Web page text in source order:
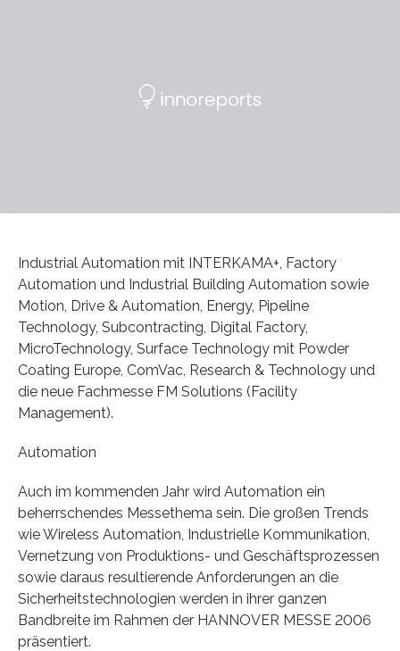
Industrial Automation mit INTERKAMA+, Factory
Automation und Industrial Building Automation sowie
Motion, Drive & Automation, Energy, Pipeline
Technology, Subcontracting, Digital Factory,
MicroTechnology, Surface Technology mit Powder
Coating Europe, ComVac, Research & Technology und
die neue Fachmesse FM Solutions (Facility
Management).
Automation
Auch im kommenden Jahr wird Automation ein
beherrschendes Messethema sein. Die großen Trends
wie Wireless Automation, Industrielle Kommunikation,
Vernetzung von Produktions- und Geschäftsprozessen
sowie daraus resultierende Anforderungen an die
Sicherheitstechnologien werden in ihrer ganzen
Bandbreite im Rahmen der HANNOVER MESSE 2006
präsentiert.